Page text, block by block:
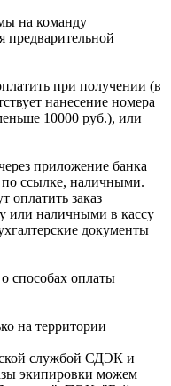
на команду
предварительной
при получении (в
нанесение номера
10000 руб.), или
приложение банка
по ссылке, наличными.
заказ
или наличными в кассу
документы
способах оплаты
на территории
службой СДЭК и
экипировки можем